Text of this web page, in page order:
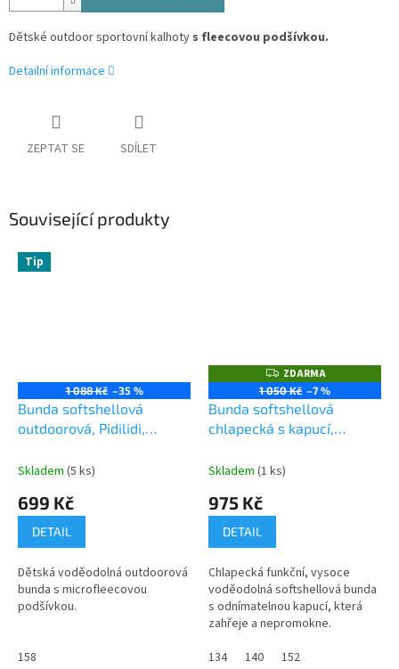
Dětské outdoor sportovní kalhoty s fleecovou podšívkou.
Detailní informace
ZEPTAT SE SDÍLET
Související produkty
Tip
1 088 Kč –35 %
Bunda softshellová
outdoorová, Pidilidi,
Skladem (5 ks)
699 Kč
DETAIL
Dětská voděodolná outdoorová
bunda s microfleecovou
podšívkou.
158
Z
D
A
R
A
ZDARMA
1 050 Kč –7 %
Bunda softshellová
chlapecká s kapucí,
Skladem (1 ks)
975 Kč
DETAIL
Chlapecká funkční, vysoce
voděodolná softshellová bunda
s odnímatelnou kapucí, která
zahřeje a nepromokne.
134
140 152